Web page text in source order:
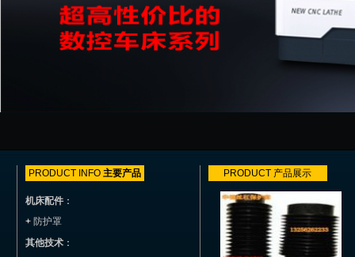
PRODUCT INFO 主要产品
机床配件：
+ 防护罩
其他技术：
PRODUCT 产品展示